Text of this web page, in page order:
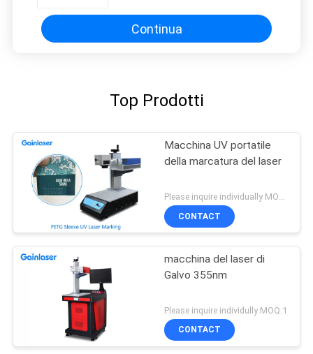
Continua
Top Prodotti
Macchina UV portatile
della marcatura del laser
CONTACT
macchina del laser di
Galvo 355nm
Please inquire individully MOQ:1
CONTACT